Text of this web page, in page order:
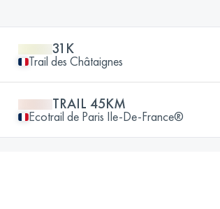
31K
Trail des Châtaignes
TRAIL 45KM
Ecotrail de Paris Ile-De-France®